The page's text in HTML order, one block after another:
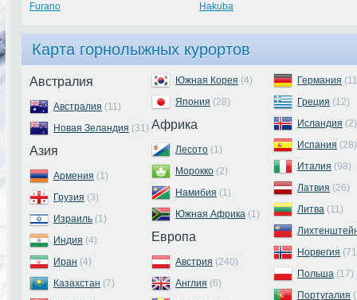
Furano Hakuba
Карта горнолыжных курортов
Австралия
Австралия (11)
Новая Зеландия (31)
Азия
Армения (1)
Грузия (3)
Израиль (1)
Индия (4)
Иран (4)
Казахстан (7)
Южная Корея (4)
Япония (28)
Африка
Лесото (1)
Морокко (2)
Намибия (1)
Южная Африка (1)
Европа
Австрия (240)
Англия (6)
Германия
Греция (12)
Исландия (2)
Испания (28)
Италия (98)
Латвия (26)
Литва (11)
Норвегия
Польша (17)
Португалия